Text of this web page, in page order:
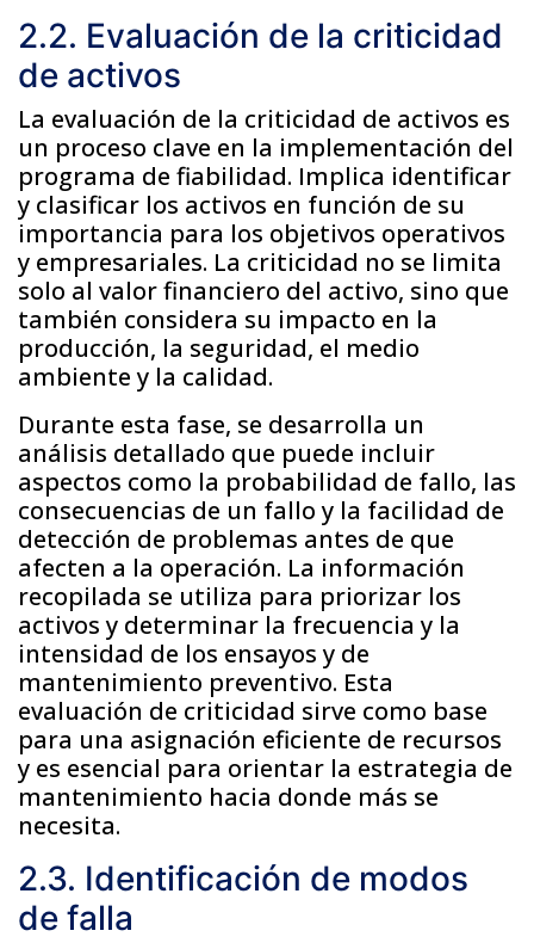
2.2. Evaluación de la criticidad
de activos
La evaluación de la criticidad de activos es
un proceso clave en la implementación del
programa de fiabilidad. Implica identificar
y clasificar los activos en función de su
importancia para los objetivos operativos
y empresariales. La criticidad no se limita
solo al valor financiero del activo, sino que
también considera su impacto en la
producción, la seguridad, el medio
ambiente y la calidad.
Durante esta fase, se desarrolla un
análisis detallado que puede incluir
aspectos como la probabilidad de fallo, las
consecuencias de un fallo y la facilidad de
detección de problemas antes de que
afecten a la operación. La información
recopilada se utiliza para priorizar los
activos y determinar la frecuencia y la
intensidad de los ensayos y de
mantenimiento preventivo. Esta
evaluación de criticidad sirve como base
para una asignación eficiente de recursos
y es esencial para orientar la estrategia de
mantenimiento hacia donde más se
necesita.
2.3. Identificación de modos
de falla